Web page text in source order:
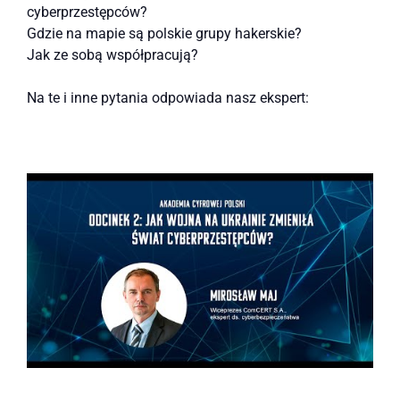
cyberprzestępców?
Gdzie na mapie są polskie grupy hakerskie?
Jak ze sobą współpracują?
Na te i inne pytania odpowiada nasz ekspert: